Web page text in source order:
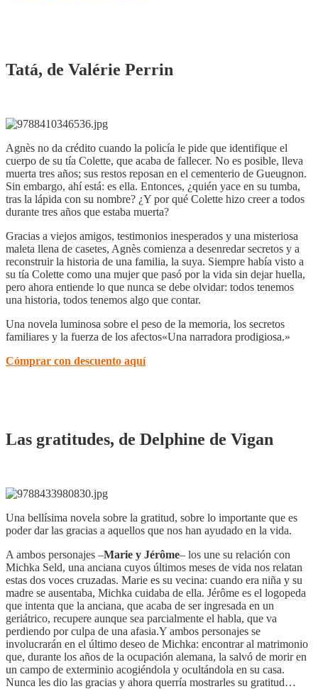
Tatá, de Valérie Perrin
Agnès no da crédito cuando la policía le pide que identifique el
cuerpo de su tía Colette, que acaba de fallecer. No es posible, lleva
muerta tres años; sus restos reposan en el cementerio de Gueugnon.
Sin embargo, ahí está: es ella. Entonces, ¿quién yace en su tumba,
tras la lápida con su nombre? ¿Y por qué Colette hizo creer a todos
durante tres años que estaba muerta?
Gracias a viejos amigos, testimonios inesperados y una misteriosa
maleta llena de casetes, Agnès comienza a desenredar secretos y a
reconstruir la historia de una familia, la suya. Siempre había visto a
su tía Colette como una mujer que pasó por la vida sin dejar huella,
pero ahora entiende lo que nunca se debe olvidar: todos tenemos
una historia, todos tenemos algo que contar.
Una novela luminosa sobre el peso de la memoria, los secretos
familiares y la fuerza de los afectos«Una narradora prodigiosa.»
Cómprar con descuento aquí
Las gratitudes, de Delphine de Vigan
Una bellísima novela sobre la gratitud, sobre lo importante que es
poder dar las gracias a aquellos que nos han ayudado en la vida.
A ambos personajes –Marie y Jérôme– los une su relación con
Michka Seld, una anciana cuyos últimos meses de vida nos relatan
estas dos voces cruzadas. Marie es su vecina: cuando era niña y su
madre se ausentaba, Michka cuidaba de ella. Jérôme es el logopeda
que intenta que la anciana, que acaba de ser ingresada en un
geriátrico, recupere aunque sea parcialmente el habla, que va
perdiendo por culpa de una afasia.Y ambos personajes se
involucrarán en el último deseo de Michka: encontrar al matrimonio
que, durante los años de la ocupación alemana, la salvó de morir en
un campo de exterminio acogiéndola y ocultándola en su casa.
Nunca les dio las gracias y ahora querría mostrarles su gratitud…